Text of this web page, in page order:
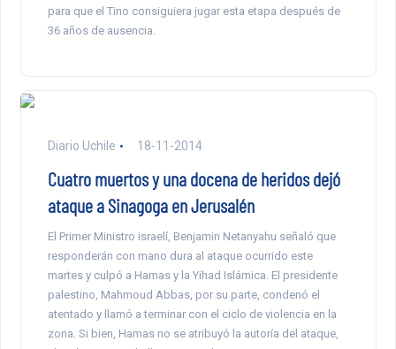
para que el Tino consiguiera jugar esta etapa después de
36 años de ausencia.
Diario Uchile 18-11-2014
Cuatro muertos y una docena de heridos dejó
ataque a Sinagoga en Jerusalén
El Primer Ministro israelí, Benjamin Netanyahu señaló que
responderán con mano dura al ataque ocurrido este
martes y culpó a Hamas y la Yihad Islámica. El presidente
palestino, Mahmoud Abbas, por su parte, condenó el
atentado y llamó a terminar con el ciclo de violencia en la
zona. Si bien, Hamas no se atribuyó la autoría del ataque,